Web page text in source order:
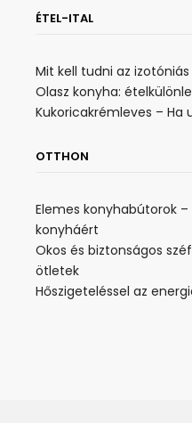
ÉTEL-ITAL
Mit kell tudni az
Olasz konyha:
Kukoricakrémleves –
OTTHON
Elemes konyhabútorok
konyháért
Okos és biztonságos
ötletek
Hőszigeteléssel az